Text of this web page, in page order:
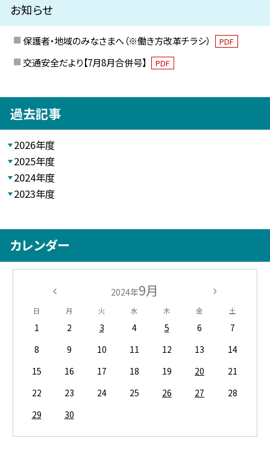
お知らせ
保護者・地域のみなさまへ（※働き方改革チラシ） PDF
交通安全だより【7月8月合併号】 PDF
過去記事
2026年度
2025年度
2024年度
2023年度
カレンダー
2024年9月
日 月 火 水 木 金 土
1 2 3 4 5 6
7
8
9 10 11 12 13
14
15
16 17 18 19 20
21
22
23 24 25 26 27
28
29
30